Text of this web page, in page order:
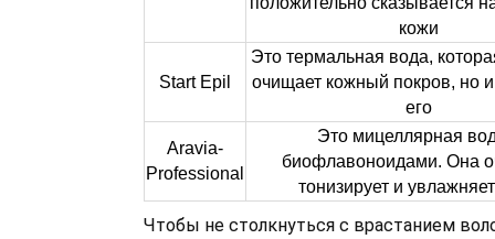
кожи
Start Epil
Это термальная вода,
очищает кожный покров, но
его
Aravia-
Professional
Это мицеллярная
биофлавоноидами. Она
тонизирует и
Чтобы не столкнуться с врастанием